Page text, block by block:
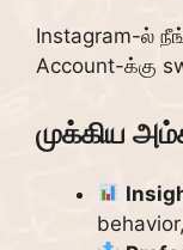
Instagram-ல்
Account-க்கு
முக்கிய